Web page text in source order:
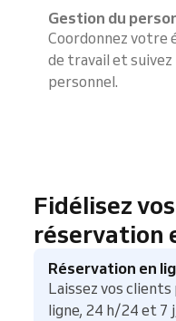
Gestion du
Coordonnez votre
de travail et
personnel.
Fidélisez
réservation
Réservation en
Laissez vos
ligne, 24 h/24 et 7